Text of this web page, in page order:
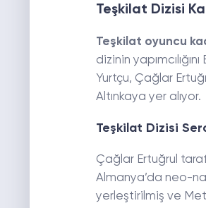
Teşkilat Dizisi
Teşkilat oyuncu
dizinin
Yurtçu, Çağlar
Altınkaya yer alıyor.
Teşkilat Dizisi
Çağlar Ertuğrul
Almanya’da neo-
yerleştirilmiş ve